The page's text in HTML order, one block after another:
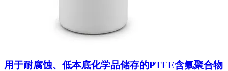
用于耐腐蚀、低本底化学品储存的PTFE含氟聚合物